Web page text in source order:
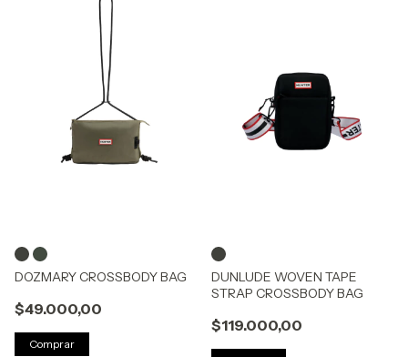
DOZMARY CROSSBODY BAG
$49.000,00
Comprar
DUNLUDE WOVEN TAPE
STRAP CROSSBODY BAG
$119.000,00